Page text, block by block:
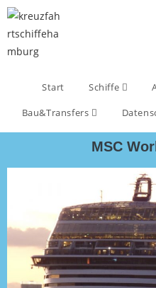
Start Schiffe
Bau&Transfers
MSC